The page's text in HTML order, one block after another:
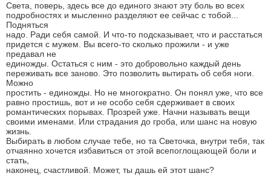
Света, поверь, здесь все до единого знают эту боль во всех
подробностях и мысленно разделяют ее сейчас с тобой...
Подняться
надо. Ради себя самой. И что-то подсказывает, что и расстаться
придется с мужем. Вы всего-то сколько прожили - и уже
предавал не
единожды. Остаться с ним - это добровольно каждый день
переживать все заново. Это позволить вытирать об себя ноги.
Можно
простить - единожды. Но не многократно. Он понял уже, что все
равно простишь, вот и не особо себя сдерживает в своих
романтических порывах. Прозрей уже. Начни называть вещи
своими именами. Или страдания до гроба, или шанс на новую
жизнь.
Выбирать в любом случае тебе, но та Светочка, внутри тебя, так
отчаянно хочется избавиться от этой всепоглощающей боли и
стать,
наконец, счастливой. Может, ты дашь ей этот шанс?